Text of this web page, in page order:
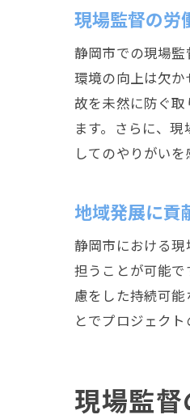
現場監督の労
静岡市での現場
環境の向上は欠
故を未然に防ぐ
ます。さらに、
してのやりがい
地域発展に貢
静岡市における
担うことが可能
慮をした持続可
とでプロジェク
現場監